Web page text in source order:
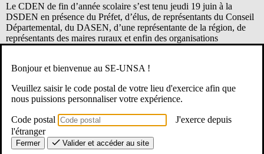
Le CDEN de fin d’année scolaire s’est tenu jeudi 19 juin à la
DSDEN en présence du Préfet, d’élus, de représentants du Conseil
Départemental, du DASEN, d’une représentante de la région, de
représentants des maires ruraux et enfin des organisations
syndicales.
En ouverture de ce CDEN, le SE UNSA est revenu sur différents
points, qui ont pu etre discutés tout au long de cette instance. Nous
avonsdénoncé le manque de moyens humains, sommes revenus
sur la sécurité pour les personnels de l’éducation national,
avons dénoncé l’expérimentation mise en place dans notre
académie pour l’enseignement du français dans le 2nd degré ou
encoreles difficultés liés aux relations avec le DASEN de
l’Yonne, particulièrement compliquées cette année tout au long
Bonjour et bienvenue au SE-UNSA !
Veuillez saisir le code postal de votre lieu d'exercice afin que
nous puissions personnaliser votre expérience.
Code postal
J'exerce depuis
l'étranger
Fermer Valider et accéder au site